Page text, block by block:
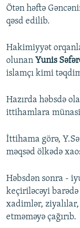
Ötən həftə
qəsd edilib.
Hakimiyyət
olunan Yunis
islamçı kimi
Hazırda həbsdə
ittihamlara
İttihama görə,
məqsəd ölkədə
Həbsdən sonra -
keçiriləcəyi barədə
xadimlər,
etməməyə çağırıb.